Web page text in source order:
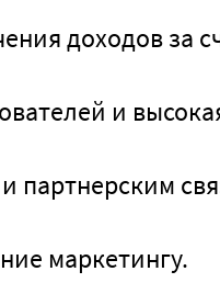
доходов за
и
партнерским
маркетингу.